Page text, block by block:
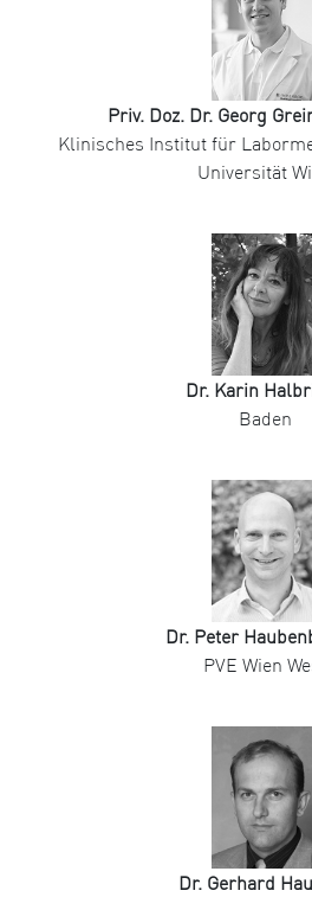
Priv. Doz. Dr. Georg
Klinisches Institut für
Universität
Dr. Karin
Baden
Dr. Peter
PVE Wien
Dr. Gerhard